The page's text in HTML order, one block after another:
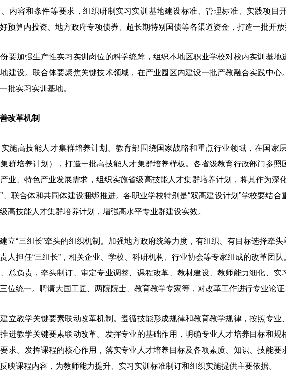
内容和条件等要求，组织研制实习实训基地建设标准、管理标准、实践项目
预算内投资、地方政府专项债券、超长期特别国债等各渠道资金，打造一批开放
加强生产性实习实训岗位的科学统筹，组织本地区职业学校对校内实训基地
建设。联合体要聚焦关键技术领域，在产业园区内建设一批产教融合实践中心
批实习实训基地。
改革机制
高技能人才集群培养计划。教育部围绕国家战略和重点行业领域，在国家
集群培养计划），打造一批高技能人才集群培养样板。各省级教育行政部门参
业、特色产业发展需求，组织实施省级高技能人才集群培养计划，将其作为深
、联合体和共同体建设捆绑推进。各职业学校特别是“双高建设计划”学校要结
高技能人才集群培养计划，增强高水平专业群建设实效。
“三组长”牵头的组织机制。加强地方政府统筹力度，有组织、有目标选择牵头
人担任“三组长”，相关企业、学校、科研机构、行业协会等专家组成的改革团
总负责，牵头制订、审定专业调整、课程改革、教材建设、教师能力细化、实
位统一。聘请大国工匠、两院院士、教育教学专家等，对改革工作进行专业论证
教学关键要素联动改革机制。遵循技能形成规律和教育教学规律，按照专业
进教学关键要素联动改革。发挥专业的基础作用，明确专业人才培养目标和规
求。发挥课程的核心作用，落实专业人才培养目标及各项素质、知识、技能要
映课程内容，为教师能力提升、实习实训标准制订和组织实施提供主要依据。